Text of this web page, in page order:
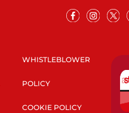
WHISTLEBLOWER
POLICY
COOKIE POLICY